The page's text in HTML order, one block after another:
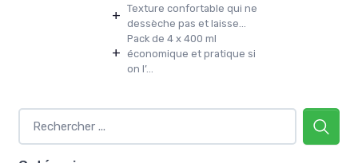
+ Texture confortable qui ne
dessèche pas et laisse...
+
Pack de 4 x 400 ml
économique et pratique si
on l’...